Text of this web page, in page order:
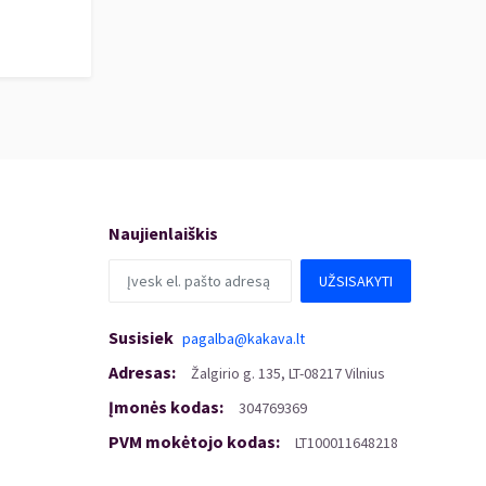
Naujienlaiškis
UŽSISAKYTI
Susisiek pagalba@kakava.lt
Adresas: Žalgirio g. 135, LT-08217 Vilnius
Įmonės kodas: 304769369
PVM mokėtojo kodas: LT100011648218